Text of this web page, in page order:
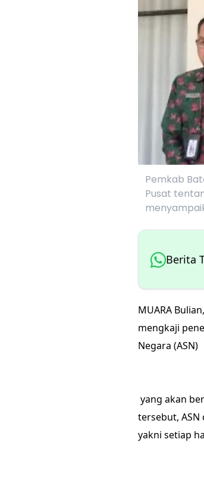
Pemkab
Pusat
Berita
MUARA
mengkaji
Negara (ASN)
yang akan
tersebut,
yakni setiap